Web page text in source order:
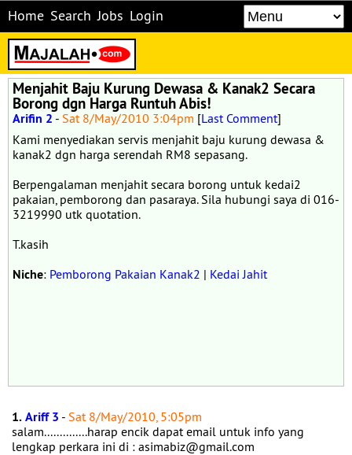
Home Search Jobs Login
Menjahit Baju Kurung Dewasa & Kanak2 Secara
Borong dgn Harga Runtuh Abis!
Arifin 2 - Sat 8/May/2010 3:04pm [Last Comment]
Kami menyediakan servis menjahit baju kurung dewasa &
kanak2 dgn harga serendah RM8 sepasang.
Berpengalaman menjahit secara borong untuk kedai2
pakaian, pemborong dan pasaraya. Sila hubungi saya di 016-
3219990 utk quotation.
T.kasih
Niche: Pemborong Pakaian Kanak2 | Kedai Jahit
1.Ariff 3 - Sat 8/May/2010, 5:05pm
salam..............harap encik dapat email untuk info yang
lengkap perkara ini di : asimabiz@gmail.com